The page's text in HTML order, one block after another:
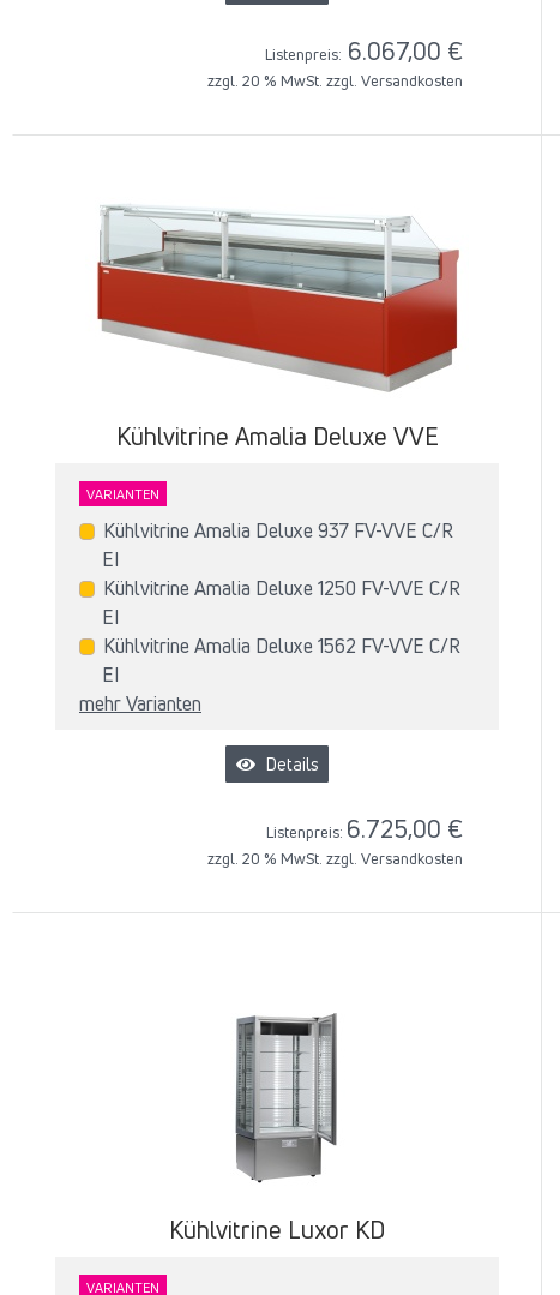
Listenpreis: 6.067,00 €
zzgl. 20 % MwSt. zzgl.Versandkosten
Kühlvitrine Amalia Deluxe VVE
VARIANTEN
Kühlvitrine Amalia Deluxe 937 FV-VVE C/R
EI
Kühlvitrine Amalia Deluxe 1250 FV-VVE C/R
EI
Kühlvitrine Amalia Deluxe 1562 FV-VVE C/R
EI
mehr Varianten
Details
Listenpreis: 6.725,00 €
zzgl. 20 % MwSt. zzgl.Versandkosten
Kühlvitrine Luxor KD
VARIANTEN